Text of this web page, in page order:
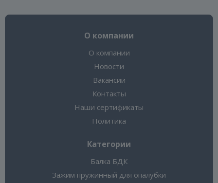
О компании
О компании
Новости
Вакансии
Контакты
Наши сертификаты
Политика
Категории
Балка БДК
Зажим пружинный для опалубки